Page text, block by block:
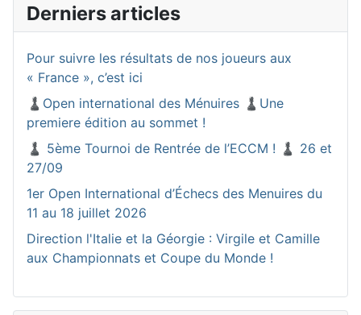
Derniers articles
Pour suivre les résultats de nos joueurs aux
« France », c’est ici
♟️Open international des Ménuires ♟️Une
premiere édition au sommet !
♟️ 5ème Tournoi de Rentrée de l’ECCM ! ♟️ 26 et
27/09
1er Open International d’Échecs des Menuires du
11 au 18 juillet 2026
Direction l'Italie et la Géorgie : Virgile et Camille
aux Championnats et Coupe du Monde !